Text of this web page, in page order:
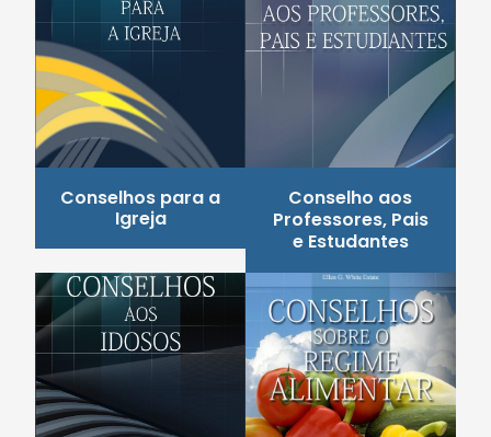
Conselhos para a
Igreja
Conselho aos
Professores, Pais
e Estudantes